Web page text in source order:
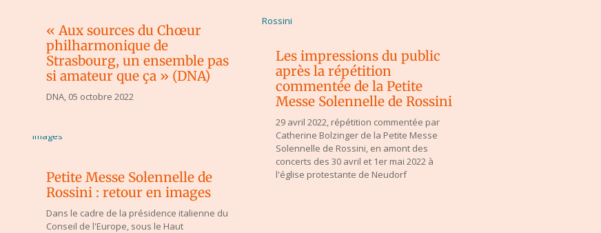
« Aux sources du Chœur
philharmonique de
Strasbourg, un ensemble pas
si amateur que ça » (DNA)
DNA, 05 octobre 2022
Petite Messe Solennelle de
Rossini : retour en images
Dans le cadre de la présidence italienne du
Conseil de l'Europe, sous le Haut
Les impressions du public
après la répétition
commentée de la Petite
Messe Solennelle de Rossini
29 avril 2022, répétition commentée par
Catherine Bolzinger de la Petite Messe
Solennelle de Rossini, en amont des
concerts des 30 avril et 1er mai 2022 à
l'église protestante de Neudorf